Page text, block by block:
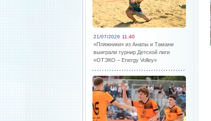
21/07/2026 11:40
«Пляжники» из Анапы и Тамани
выиграли турнир Детской лиги
«ОТЭКО – Energy Volley»